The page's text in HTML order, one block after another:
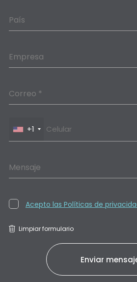
País
Empresa
Correo *
+1
Mensaje
Acepto las Políticas de
Limpiar formulario